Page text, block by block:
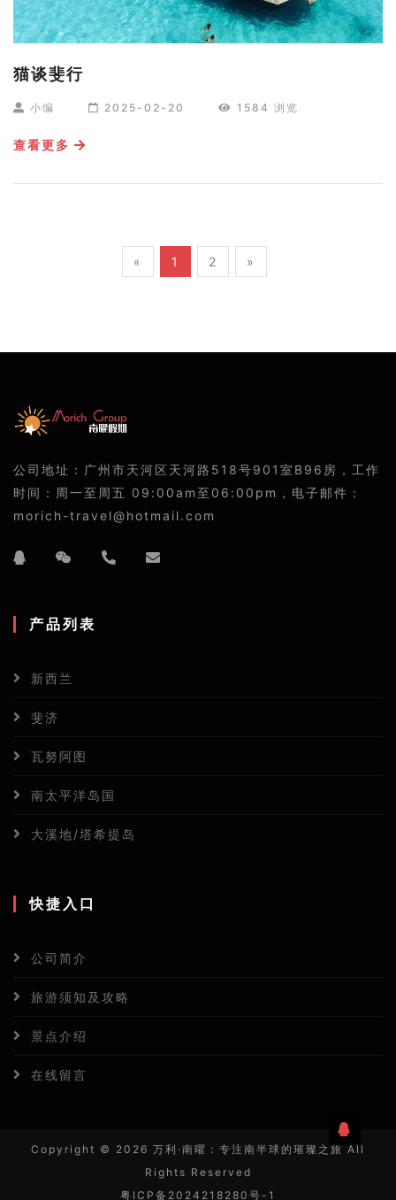
猫谈斐行
小编 2025-02-20 1584 浏览
查看更多
« 1 2 »
公司地址：广州市天河区天河路518号901室B96房，工作
时间：周一至周五 09:00am至06:00pm，电子邮件：
morich-travel@hotmail.com
产品列表
新西兰
斐济
瓦努阿图
南太平洋岛国
大溪地/塔希提岛
快捷入口
公司简介
旅游须知及攻略
景点介绍
在线留言
Copyright © 2026 万利·南曜：专注南半球的璀璨之旅 All
Rights Reserved
粤ICP备2024218280号-1